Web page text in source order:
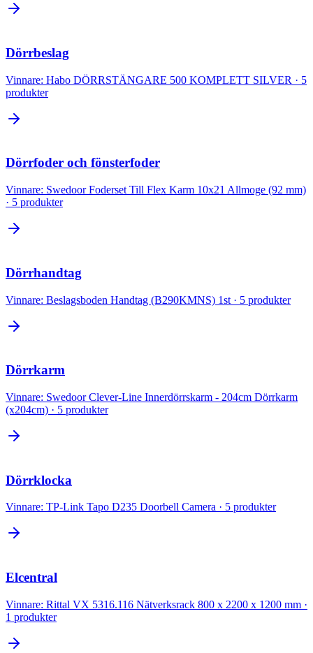
Dörrbeslag
Vinnare: Habo DÖRRSTÄNGARE 500 KOMPLETT SILVER · 5
produkter
Dörrfoder och fönsterfoder
Vinnare: Swedoor Foderset Till Flex Karm 10x21 Allmoge (92 mm)
· 5 produkter
Dörrhandtag
Vinnare: Beslagsboden Handtag (B290KMNS) 1st · 5 produkter
Dörrkarm
Vinnare: Swedoor Clever-Line Innerdörrskarm - 204cm Dörrkarm
(x204cm) · 5 produkter
Dörrklocka
Vinnare: TP-Link Tapo D235 Doorbell Camera · 5 produkter
Elcentral
Vinnare: Rittal VX 5316.116 Nätverksrack 800 x 2200 x 1200 mm ·
1 produkter